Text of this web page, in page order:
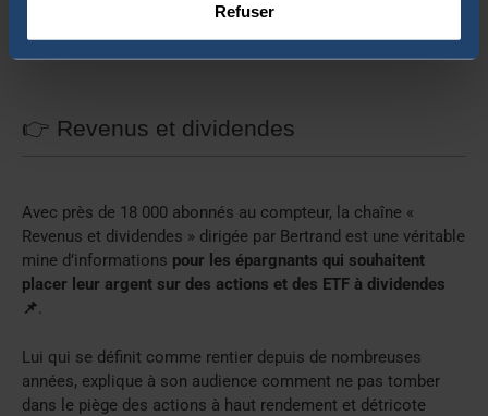
Refuser
👉 Revenus et dividendes
Avec près de 18 000 abonnés au compteur, la chaîne «
Revenus et dividendes » dirigée par Bertrand est une véritable
mine d’informations pour les épargnants qui souhaitent
placer leur argent sur des actions et des ETF à dividendes
📌.
Lui qui se définit comme rentier depuis de nombreuses
années, explique à son audience comment ne pas tomber
dans le piège des actions à haut rendement et détricote